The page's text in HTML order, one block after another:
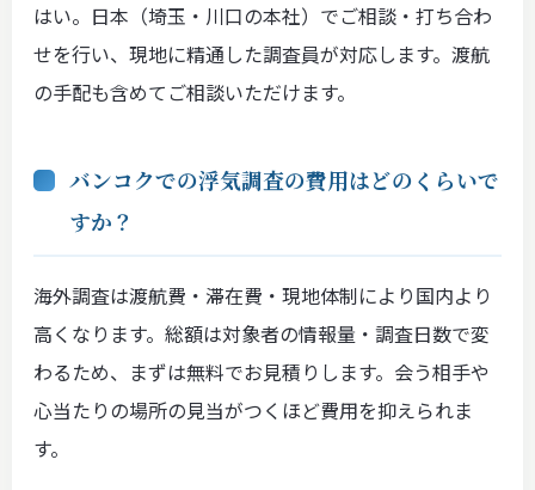
はい。日本（埼玉・川口の本社）でご相談・打ち合わ
せを行い、現地に精通した調査員が対応します。渡航
の手配も含めてご相談いただけます。
バンコクでの浮気調査の費用はどのくらいで
すか？
海外調査は渡航費・滞在費・現地体制により国内より
高くなります。総額は対象者の情報量・調査日数で変
わるため、まずは無料でお見積りします。会う相手や
心当たりの場所の見当がつくほど費用を抑えられま
す。